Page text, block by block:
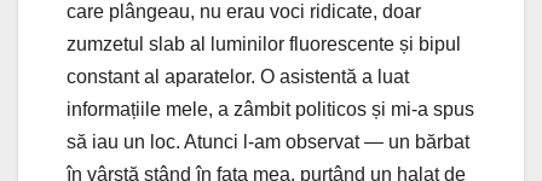
care plângeau, nu erau voci ridicate, doar
zumzetul slab al luminilor fluorescente și bipul
constant al aparatelor. O asistentă a luat
informațiile mele, a zâmbit politicos și mi-a spus
să iau un loc. Atunci l-am observat — un bărbat
în vârstă stând în fața mea, purtând un halat de